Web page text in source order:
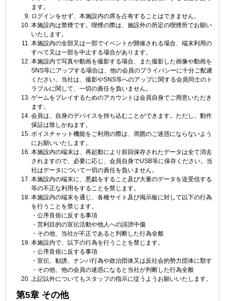
ます。
ログインをせず、本施設内の席を占有することはできません。
本施設内は禁煙です。喫煙の際は、施設外の所定の喫煙所でお願い
いたします。
本施設内の全部又は一部でイベントが開催される場合、端末利用の
すべて又は一部を中止する場合があります。
本施設内で写真や動画を撮影する場合、また撮影した画像や動画を
SNS等にアップする場合は、他の会員のプライバシーに十分ご配慮
ください。当社は、撮影やSNS等へのアップに関する会員同士のト
ラブルに関して、一切の責任を負いません。
ゲームをプレイするためのアカウントは会員自身でご用意いただき
ます。
会員は、自身のデバイスを持ち込むことができます。ただし、動作
保証は致しかねます。
ボイスチャット機能をご利用の際は、周囲のご迷惑にならないよう
にお願いいたします。
本施設内の端末は、再起動により前回保存されたデータは全て消去
されますので、必要に応じ、会員自身でUSB等に保存ください。当
社はデータについて一切の責任を負いません。
本施設内の端末に、悪戯をすること及び大量のデータを送受信する
等の不正な利用をすることを禁じます。
本施設内の端末を通じ、各種サイト及び掲示板に対して以下の行為
を行うことを禁じます。
・公序良俗に反する事項
・営利目的の宣伝活動や他人への誹謗中傷
・その他、当社が不正であると判断した行為全般
本施設内で、以下の行為を行うことを禁じます。
・公序良俗に反する事項
・宣伝、勧誘、ナンパ行為や政治団体又は反社会的勢力団体に類す
・その他、他の会員の迷惑になると当社が判断した行為全般
上記以外についてもスタッフの指示に従うようお願いいたします。
第5章 その他